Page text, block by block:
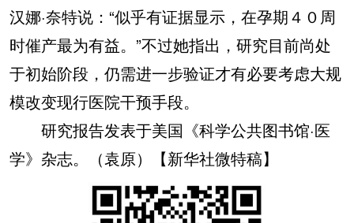
汉娜·奈特说：“似乎有证据显示，在孕期４０周
时催产最为有益。”不过她指出，研究目前尚处
于初始阶段，仍需进一步验证才有必要考虑大规
模改变现行医院干预手段。
研究报告发表于美国《科学公共图书馆·医
学》杂志。（袁原）【新华社微特稿】